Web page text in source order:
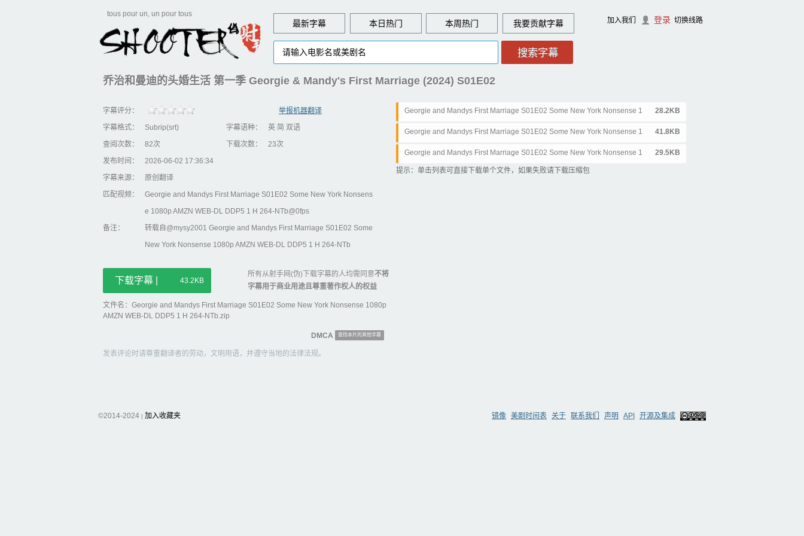
tous pour un, un pour tous
最新字幕 本日热门 本周热门 贡献字幕 加入我们 登录 切换线路
乔治和曼迪的头婚生活 第一季 Georgie & Mandy's First Marriage (2024) S01E02
字幕评分：
举报机器翻译
字幕格式：
Subrip(srt) 字幕语种：
英 简 双语
查阅次数：
82次 下载次数：
23次
发布时间：
2026-06-02 17:36:34
字幕来源：
原创翻译
匹配视频：
Georgie and Mandys First Marriage S01E02 Some New York Nonsens
e 1080p AMZN WEB-DL DDP5 1 H 264-NTb@0fps
备注：
转载自@mysy2001 Georgie and Mandys First Marriage S01E02 Some
New York Nonsense 1080p AMZN WEB-DL DDP5 1 H 264-NTb
下载字幕 | 43.2KB
所有从射手网(伪)下载字幕的人均需同意不将
字幕用于商业用途且尊重著作权人的权益
文件名：Georgie and Mandys First Marriage S01E02 Some New York Nonsense 1080p
AMZN WEB-DL DDP5 1 H 264-NTb.zip
Georgie and Mandys First Marriage S01E02 Some New York Nonsense 1
080p AMZN WEB-DL DDP5 1 H 264-NTb.en.srt
28.2KB
Georgie and Mandys First Marriage S01E02 Some New York Nonsense 1
080p AMZN WEB-DL DDP5 1 H 264-NTb.chs eng.srt
41.8KB
Georgie and Mandys First Marriage S01E02 Some New York Nonsense 1
080p AMZN WEB-DL DDP5 1 H 264-NTb.chs.srt
29.5KB
提示：单击列表可直接下载单个文件，如果失败请下载压缩包
DMCA 查找本片的其他字幕
发表评论时请尊重翻译者的劳动，文明用语，并遵守当地的法律法规。
©2014-2024 | 加入收藏夹 镜像 美剧时间表 关于 联系我们 声明 API 开源及集成